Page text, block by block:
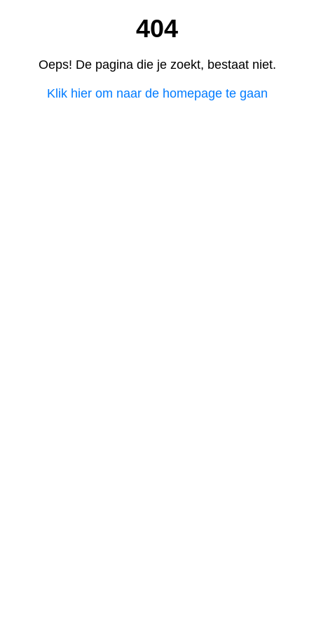
404
Oeps! De pagina die je zoekt, bestaat niet.
Klik hier om naar de homepage te gaan